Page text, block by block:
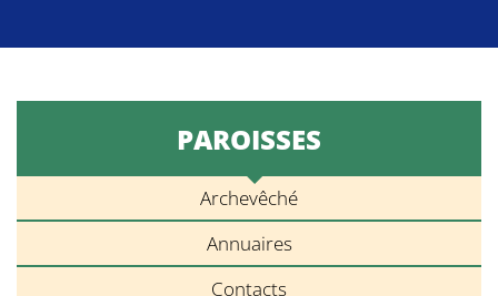
PAROISSES
Archevêché
Annuaires
Contacts